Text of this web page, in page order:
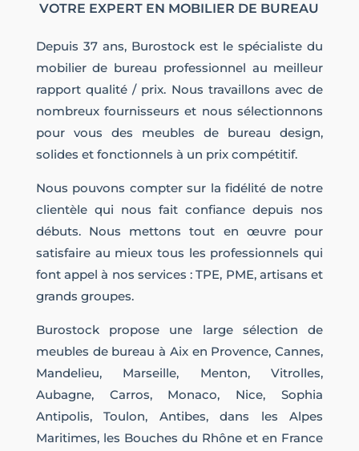
VOTRE EXPERT EN MOBILIER DE BUREAU
Depuis 37 ans, Burostock est le spécialiste du
mobilier de bureau professionnel au meilleur
rapport qualité / prix. Nous travaillons avec de
nombreux fournisseurs et nous sélectionnons
pour vous des meubles de bureau design,
solides et fonctionnels à un prix compétitif.
Nous pouvons compter sur la fidélité de notre
clientèle qui nous fait confiance depuis nos
débuts. Nous mettons tout en œuvre pour
satisfaire au mieux tous les professionnels qui
font appel à nos services : TPE, PME, artisans et
grands groupes.
Burostock propose une large sélection de
meubles de bureau à Aix en Provence, Cannes,
Mandelieu, Marseille, Menton, Vitrolles,
Aubagne, Carros, Monaco, Nice, Sophia
Antipolis, Toulon, Antibes, dans les Alpes
Maritimes, les Bouches du Rhône et en France